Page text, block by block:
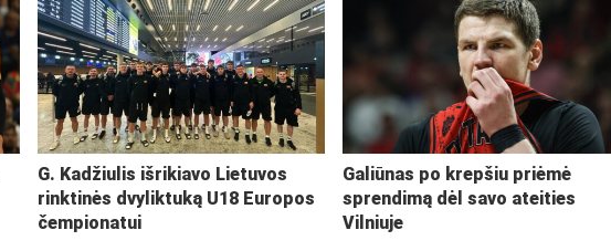
G. Kadžiulis išrikiavo Lietuvos
rinktinės dvyliktuką U18 Europos
čempionatui
Galiūnas po krepšiu priėmė
sprendimą dėl savo ateities
Vilniuje